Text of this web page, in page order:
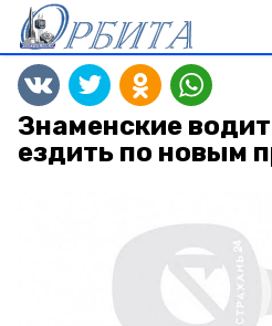
Знаменские
ездить по новым